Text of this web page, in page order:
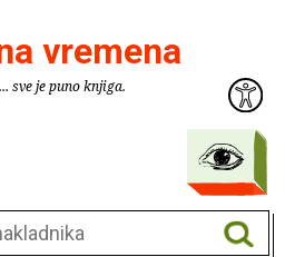
vremena
sve je puno knjiga.